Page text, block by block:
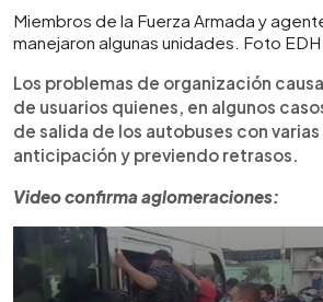
Miembros de la Fuerza Armada y
manejaron algunas unidades. Foto
Los problemas de organización
de usuarios quienes, en algunos
de salida de los autobuses con
anticipación y previendo retrasos.
Video confirma aglomeraciones: